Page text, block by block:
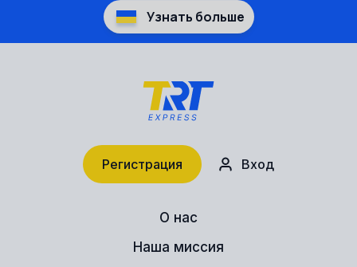
Узнать больше
О нас
Наша миссия
Регистрация Вход